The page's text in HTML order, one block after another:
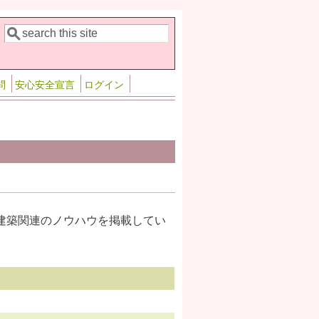
検索フォーム
検索
安心安全宣言 ログイン
関連のノウハウを掲載してい